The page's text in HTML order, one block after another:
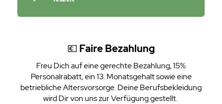
💶 Faire Bezahlung
Freu Dich auf eine gerechte Bezahlung, 15%
Personalrabatt, ein 13. Monatsgehalt sowie eine
betriebliche Altersvorsorge. Deine Berufsbekleidung
wird Dir von uns zur Verfügung gestellt.